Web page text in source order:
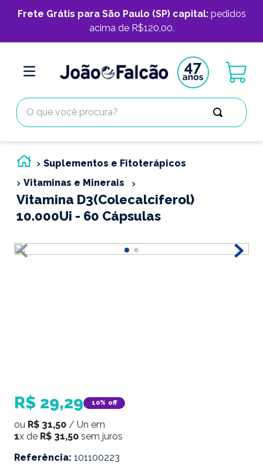
Frete Grátis para São Paulo (SP) capital:pedidos
acima de R$120,00.
O que você procura?
Suplementos e Fitoterápicos
Vitaminas e Minerais
Vitamina D3(Colecalciferol)
10.000Ui - 60 Cápsulas
R$ 29,29 10% off
ou R$ 31,50 / Un em
1x de R$ 31,50 sem juros
Referência: 101100223